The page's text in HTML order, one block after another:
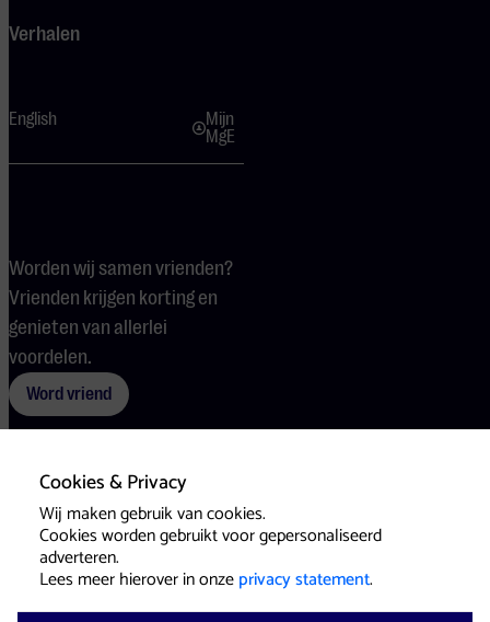
Cookies & Privacy
Wij maken gebruik van cookies.
Cookies worden gebruikt voor gepersonaliseerd
adverteren.
Lees meer hierover in onzeprivacy statement.
Verhalen
English
Mijn
MgE
Worden wij samen vrienden?
Vrienden krijgen korting en
genieten van allerlei
voordelen.
Word vriend
Voorwaarden CookiesPers